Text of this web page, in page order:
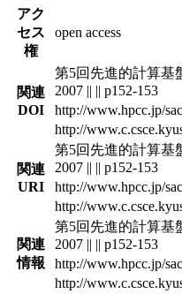
アク
セス
権
open access
関連
DOI
第5回先進的計算基
2007 || || p152-153
http://www.hpcc.jp/
http://
関連
URI
第5回先進的計算基
2007 || || p152-153
http://www.hpcc.jp/
http://
関連
情報
第5回先進的計算基
2007 || || p152-153
http://www.hpcc.jp/
http://